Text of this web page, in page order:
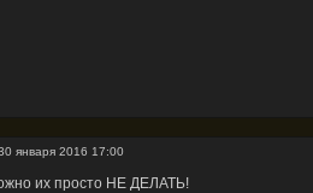
января 2016 17:00
их просто НЕ ДЕЛАТЬ!